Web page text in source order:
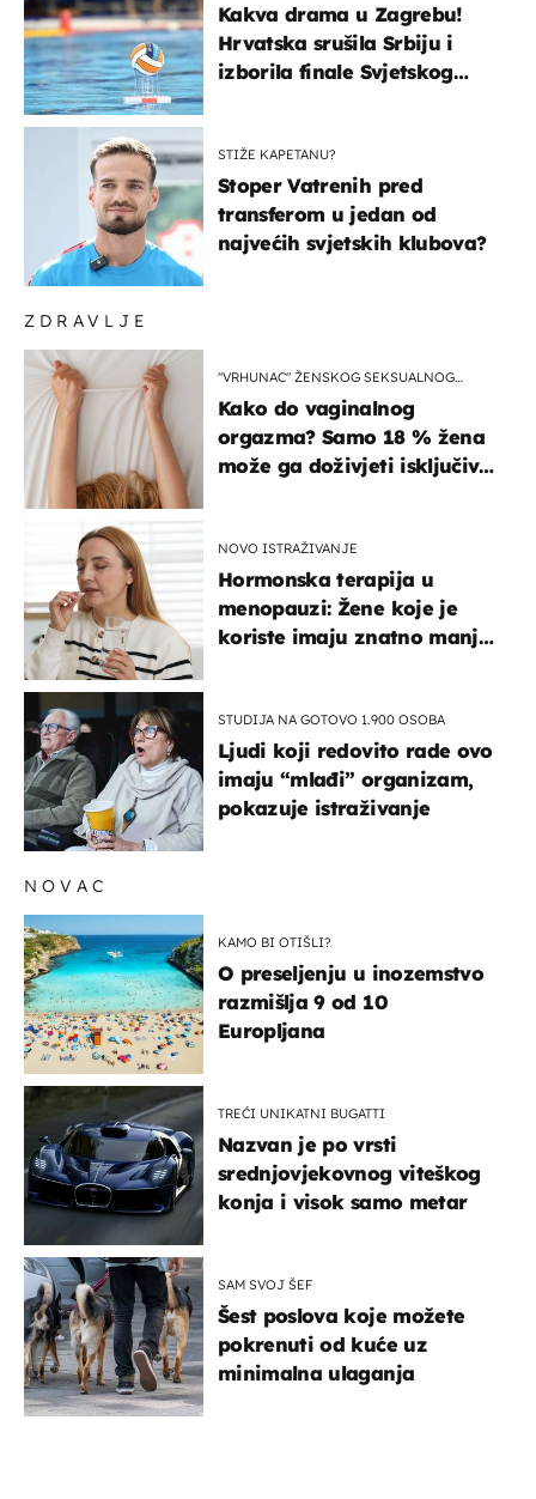
ZDRAVLJE
"VRHUNAC" ŽENSKOG SEKSUALNOG
Kako do vaginalnog
orgazma? Samo 18 % žena
može ga doživjeti isključivo
NOVO ISTRAŽIVANJE
Hormonska terapija u
menopauzi: Žene koje je
koriste imaju znatno manji
STUDIJA NA GOTOVO 1.900 OSOBA
Ljudi koji redovito rade ovo
imaju “mlađi” organizam,
pokazuje istraživanje
Kakva drama u Zagrebu!
Hrvatska srušila Srbiju i
izborila finale Svjetskog
STIŽE KAPETANU?
Stoper Vatrenih pred
transferom u jedan od
najvećih svjetskih klubova?
NOVAC
KAMO BI OTIŠLI?
O preseljenju u inozemstvo
razmišlja 9 od 10
Europljana
TREĆI UNIKATNI BUGATTI
Nazvan je po vrsti
srednjovjekovnog viteškog
konja i visok samo metar
SAM SVOJ ŠEF
Šest poslova koje možete
pokrenuti od kuće uz
minimalna ulaganja